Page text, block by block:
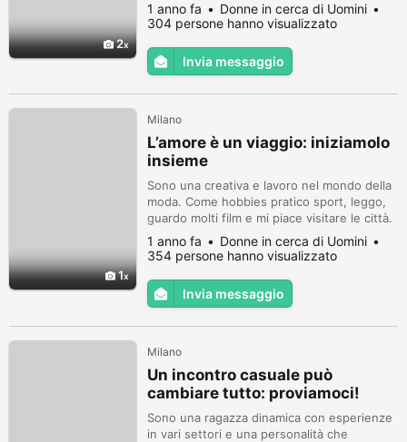
2
1 anno fa
Donne in cerca di Uomini
304 persone hanno visualizzato
Invia messaggio
1
Milano
L’amore è un viaggio: iniziamolo
insieme
Sono una creativa e lavoro nel mondo della
moda. Come hobbies pratico sport, leggo,
guardo molti film e mi piace visitare le città.
D'inverno vado a sciare e d'estate mi piace
andare in montagna a camminare.
1 anno fa
Donne in cerca di Uomini
354 persone hanno visualizzato
Invia messaggio
Milano
Un incontro casuale può
cambiare tutto: proviamoci!
Sono una ragazza dinamica con esperienze
in vari settori e una personalità che